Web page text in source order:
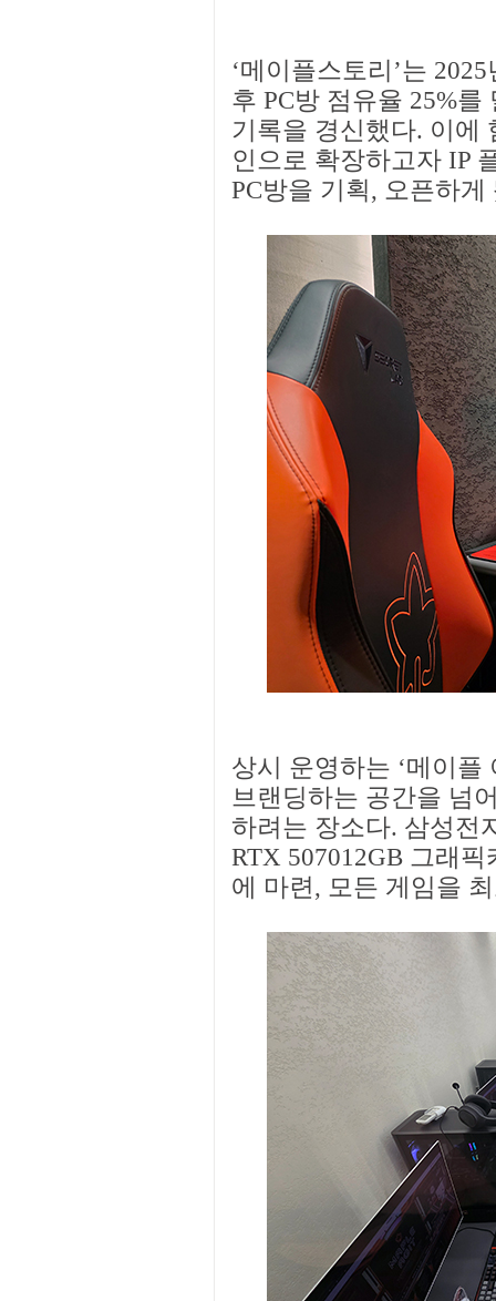
‘메이플스토리’는
후 PC방 점유율 25%
기록을 경신했다. 이에
인으로 확장하고자 IP
PC방을 기획, 오픈하게
상시 운영하는 ‘메이플
브랜딩하는 공간을 넘
하려는 장소다. 삼성전
RTX 507012GB 그래
에 마련, 모든 게임을